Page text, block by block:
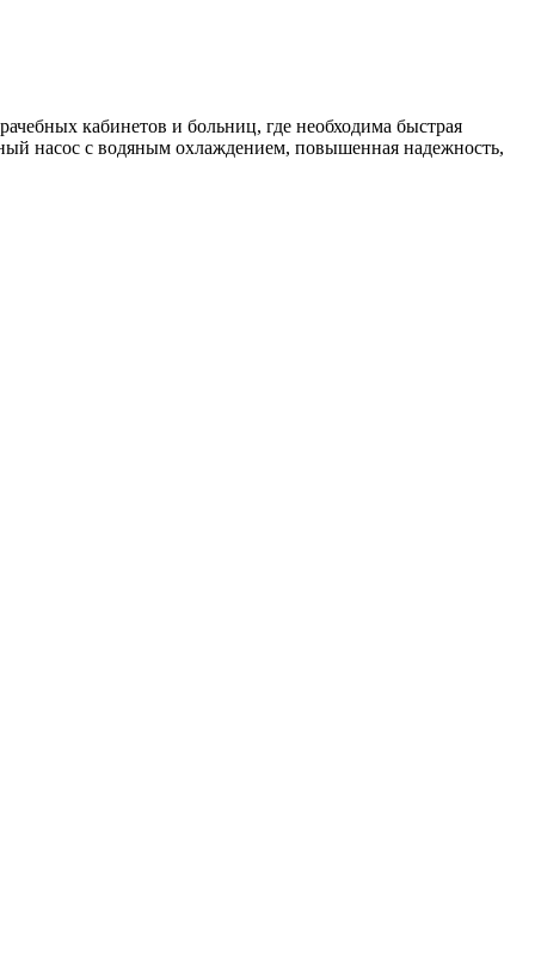
кабинетов и больниц, где необходима быстрая
насос с водяным охлаждением, повышенная надежность,